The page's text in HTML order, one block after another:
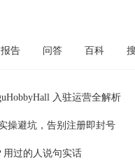
报告 问答 百科
入驻运营全解析
操避坑，告别注册即封号
用过的人说句实话